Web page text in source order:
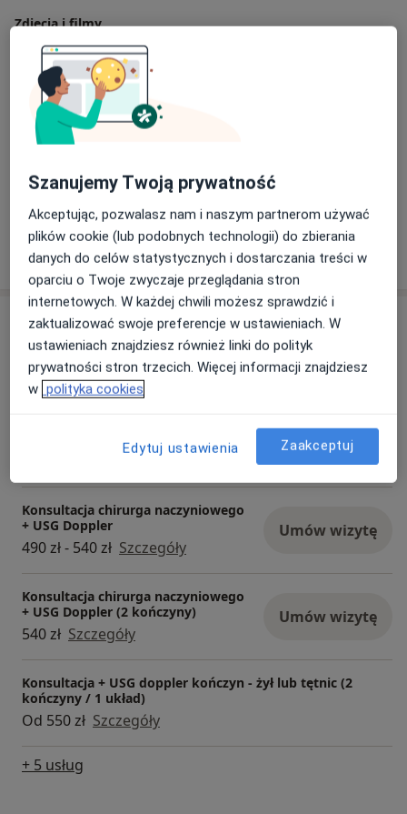
Zdjęcia i filmy
Zobacz galerię (1)
Pokaż więcejo doświadczeniu
Usługi i ceny
Chirurgiczne zaopatrzenie rany
220 zł Szczegóły Umów wizytę
Szczegóły Umów wizytę
Konsultacja chirurga naczyniowego
+ USG Doppler
490 zł - 540 zł Szczegóły
Umów wizytę
Konsultacja chirurga naczyniowego
+ USG Doppler (2 kończyny)
540 zł Szczegóły
Umów wizytę
Konsultacja + USG doppler kończyn - żył lub tętnic (2
kończyny / 1 układ)
Od 550 zł Szczegóły
+ 5 usług
Szanujemy Twoją prywatność
Akceptując, pozwalasz nam i naszym partnerom używać
plików cookie (lub podobnych technologii) do zbierania
danych do celów statystycznych i dostarczania treści w
oparciu o Twoje zwyczaje przeglądania stron
internetowych. W każdej chwili możesz sprawdzić i
zaktualizować swoje preferencje w ustawieniach. W
ustawieniach znajdziesz również linki do polityk
prywatności stron trzecich. Więcej informacji znajdziesz
w polityka cookies
Edytuj ustawienia Zaakceptuj